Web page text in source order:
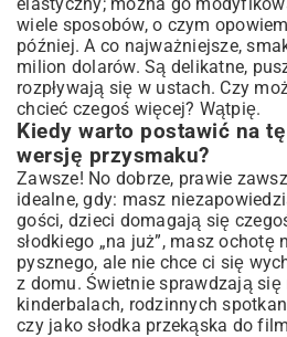
wiele sposobów, o czym opowiem
później. A co najważniejsze,
milion dolarów. Są delikatne,
rozpływają się w ustach. Czy
chcieć czegoś więcej? Wątpię.
Kiedy warto postawić na tę
wersję przysmaku?
Zawsze! No dobrze, prawie
idealne, gdy: masz
gości, dzieci domagają się
słodkiego „na już”, masz ochotę
pysznego, ale nie chce ci się
z domu. Świetnie sprawdzają się
kinderbalach, rodzinnych
czy jako słodka przekąska do